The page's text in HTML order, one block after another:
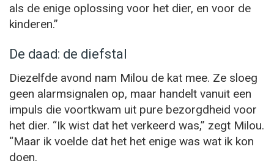
als de enige oplossing voor het dier, en voor de
kinderen.”
De daad: de diefstal
Diezelfde avond nam Milou de kat mee. Ze sloeg
geen alarmsignalen op, maar handelt vanuit een
impuls die voortkwam uit pure bezorgdheid voor
het dier. “Ik wist dat het verkeerd was,” zegt Milou.
“Maar ik voelde dat het het enige was wat ik kon
doen.